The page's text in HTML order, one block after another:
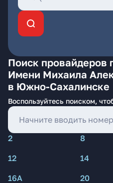
Поиск провайдеров
Имени Михаила
в Южно-Сахалинске
Воспользуйтесь поиском,
2 8
12
14
16А
20